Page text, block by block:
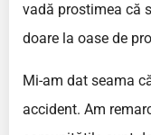
vadă prostimea că
doare la oase de
Mi-am dat seama
accident. Am